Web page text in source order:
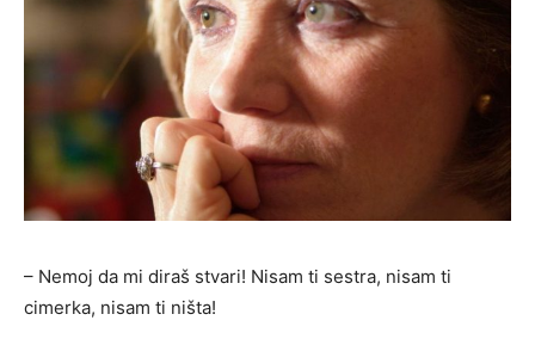
– Nemoj da mi diraš stvari! Nisam ti sestra, nisam ti
cimerka, nisam ti ništa!